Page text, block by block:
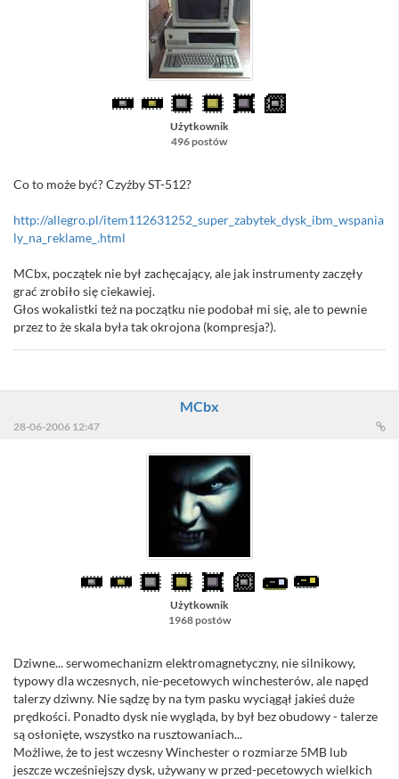
Użytkownik
496 postów
Co to może być? Czyżby ST-512?
http://allegro.pl/item112631252_super_zabytek_dysk_ibm_wspania
ly_na_reklame_.html
MCbx, początek nie był zachęcający, ale jak instrumenty zaczęły
grać zrobiło się ciekawiej.
Głos wokalistki też na początku nie podobał mi się, ale to pewnie
przez to że skala była tak okrojona (kompresja?).
MCbx
28-06-2006 12:47
Użytkownik
1968 postów
Dziwne... serwomechanizm elektromagnetyczny, nie silnikowy,
typowy dla wczesnych, nie-pecetowych winchesterów, ale napęd
talerzy dziwny. Nie sądzę by na tym pasku wyciągął jakieś duże
prędkości. Ponadto dysk nie wygląda, by był bez obudowy - talerze
są osłonięte, wszystko na rusztowaniach...
Możliwe, że to jest wczesny Winchester o rozmiarze 5MB lub
jeszcze wcześniejszy dysk, używany w przed-pecetowych wielkich